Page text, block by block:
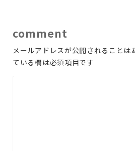
comment
メールアドレスが公開されることは
ている欄は必須項目です